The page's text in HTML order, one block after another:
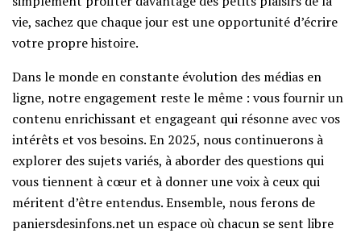
vie, sachez que chaque jour est une opportunité d’écrire
votre propre histoire.
Dans le monde en constante évolution des médias en
ligne, notre engagement reste le même : vous fournir un
contenu enrichissant et engageant qui résonne avec vos
intérêts et vos besoins. En 2025, nous continuerons à
explorer des sujets variés, à aborder des questions qui
vous tiennent à cœur et à donner une voix à ceux qui
méritent d’être entendus. Ensemble, nous ferons de
paniersdesinfons.net un espace où chacun se sent libre